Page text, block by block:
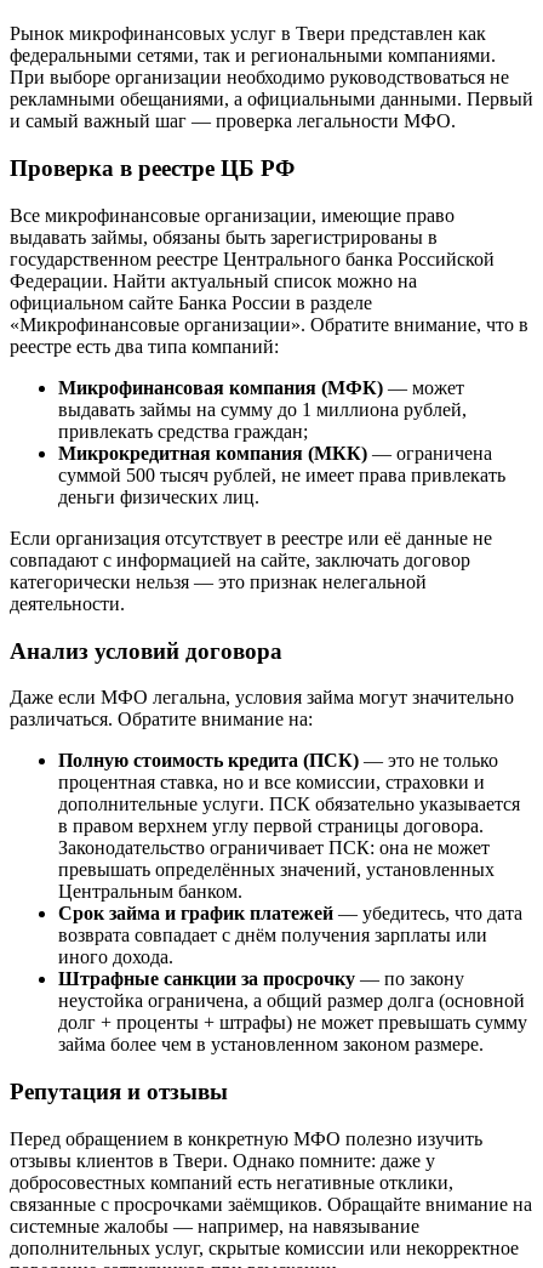
Рынок микрофинансовых услуг в Твери представлен как
федеральными сетями, так и региональными компаниями.
При выборе организации необходимо руководствоваться не
рекламными обещаниями, а официальными данными. Первый
и самый важный шаг — проверка легальности МФО.
Проверка в реестре ЦБ РФ
Все микрофинансовые организации, имеющие право
выдавать займы, обязаны быть зарегистрированы в
государственном реестре Центрального банка Российской
Федерации. Найти актуальный список можно на
официальном сайте Банка России в разделе
«Микрофинансовые организации». Обратите внимание, что в
реестре есть два типа компаний:
Микрофинансовая компания (МФК) — может
выдавать займы на сумму до 1 миллиона рублей,
привлекать средства граждан;
Микрокредитная компания (МКК) — ограничена
суммой 500 тысяч рублей, не имеет права привлекать
деньги физических лиц.
Если организация отсутствует в реестре или её данные не
совпадают с информацией на сайте, заключать договор
категорически нельзя — это признак нелегальной
деятельности.
Анализ условий договора
Даже если МФО легальна, условия займа могут значительно
различаться. Обратите внимание на:
Полную стоимость кредита (ПСК) — это не только
процентная ставка, но и все комиссии, страховки и
дополнительные услуги. ПСК обязательно указывается
в правом верхнем углу первой страницы договора.
Законодательство ограничивает ПСК: она не может
превышать определённых значений, установленных
Центральным банком.
Срок займа и график платежей — убедитесь, что дата
возврата совпадает с днём получения зарплаты или
иного дохода.
Штрафные санкции за просрочку — по закону
неустойка ограничена, а общий размер долга (основной
долг + проценты + штрафы) не может превышать сумму
займа более чем в установленном законом размере.
Репутация и отзывы
Перед обращением в конкретную МФО полезно изучить
отзывы клиентов в Твери. Однако помните: даже у
добросовестных компаний есть негативные отклики,
связанные с просрочками заёмщиков. Обращайте внимание на
системные жалобы — например, на навязывание
дополнительных услуг, скрытые комиссии или некорректное